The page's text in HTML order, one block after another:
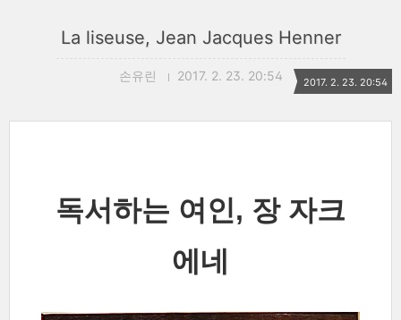
La liseuse, Jean Jacques Henner
손유린 2017. 2. 23. 20:54 2017. 2. 23. 20:54
독서하는 여인, 장 자크
에네